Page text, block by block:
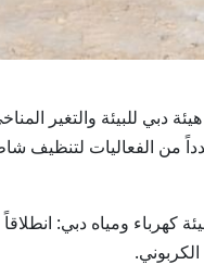
مع هيئة دبي للبيئة
ومياه دبي: انطلاقاً